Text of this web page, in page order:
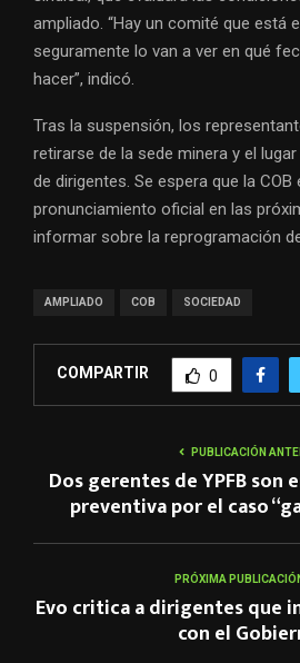
ampliado. “Hay un comité que está
seguramente lo van a ver en qué
hacer”, indicó.
Tras la suspensión, los
retirarse de la sede minera y el
de dirigentes. Se espera que la COB
pronunciamiento oficial en las
informar sobre la reprogramación
AMPLIADO COB SOCIEDAD
COMPARTIR 0
PUBLICACIÓN
Dos gerentes de YPFB son
preventiva por el caso
PRÓXIMA
Evo critica a dirigentes que
con el